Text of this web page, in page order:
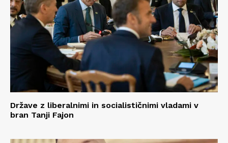
Države z liberalnimi in socialističnimi vladami v
bran Tanji Fajon